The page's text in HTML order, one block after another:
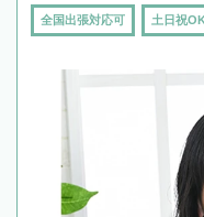
全国出張対応可 土日祝